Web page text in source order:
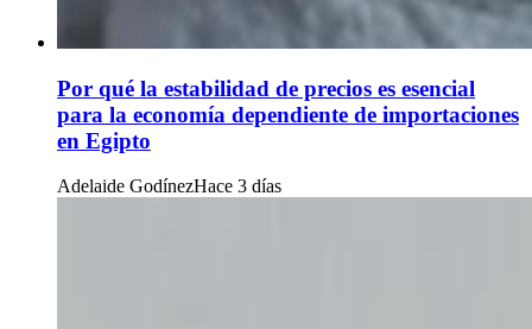
Por qué la estabilidad de precios es esencial
para la economía dependiente de importaciones
en Egipto
Adelaide GodínezHace 3 días